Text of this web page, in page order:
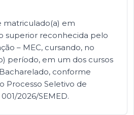
matriculado(a) em
superior reconhecida pelo
– MEC, cursando, no
período, em um dos cursos
conforme
Processo Seletivo de
001/2026/SEMED.